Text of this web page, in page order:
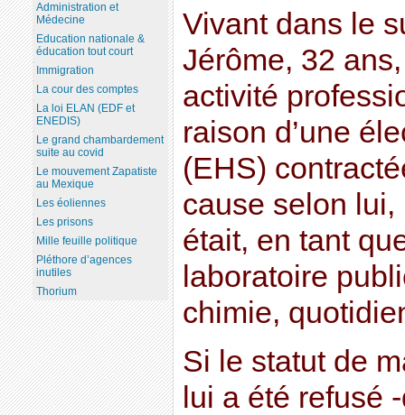
Vivant dans le
Jérôme, 32
activité
raison d’une
(EHS)
cause selon
était, en tant
laboratoire
chimie,
Si le statut de
lui a été refusé
Administration et
Médecine
Education nationale &
éducation tout court
Immigration
La cour des comptes
La loi ELAN (EDF et
ENEDIS)
Le grand chambardement
suite au covid
Le mouvement Zapatiste
au Mexique
Les éoliennes
Les prisons
Mille feuille politique
Pléthore d’agences
inutiles
Thorium